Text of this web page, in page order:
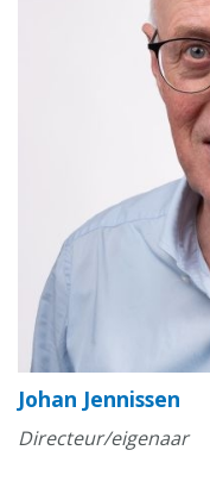
Johan Jennissen
Directeur/eigenaar